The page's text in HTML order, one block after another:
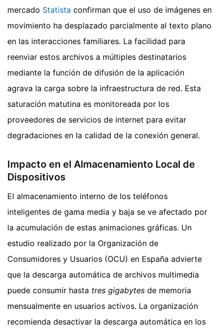
mercado Statista confirman que el uso de imágenes en
movimiento ha desplazado parcialmente al texto plano
en las interacciones familiares. La facilidad para
reenviar estos archivos a múltiples destinatarios
mediante la función de difusión de la aplicación
agrava la carga sobre la infraestructura de red. Esta
saturación matutina es monitoreada por los
proveedores de servicios de internet para evitar
degradaciones en la calidad de la conexión general.
Impacto en el Almacenamiento Local de
Dispositivos
El almacenamiento interno de los teléfonos
inteligentes de gama media y baja se ve afectado por
la acumulación de estas animaciones gráficas. Un
estudio realizado por la Organización de
Consumidores y Usuarios (OCU) en España advierte
que la descarga automática de archivos multimedia
puede consumir hasta tres gigabytes de memoria
mensualmente en usuarios activos. La organización
recomienda desactivar la descarga automática en los